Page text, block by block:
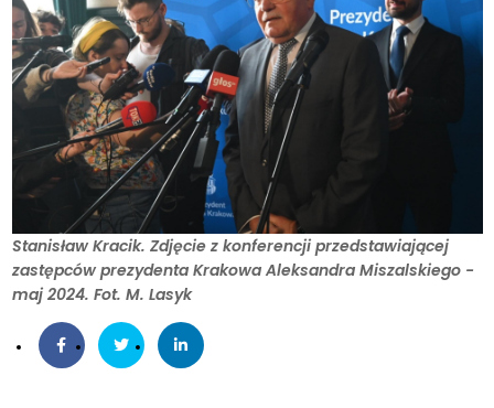
Stanisław Kracik. Zdjęcie z konferencji przedstawiającej
zastępców prezydenta Krakowa Aleksandra Miszalskiego -
maj 2024. Fot. M. Lasyk